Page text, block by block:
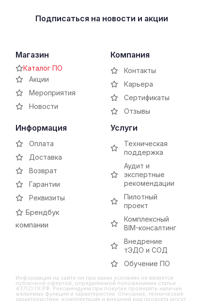
Подписаться на новости и акции
Магазин
Каталог ПО
Акции
Мероприятия
Новости
Компания
Контакты
Карьера
Сертификаты
Отзывы
Информация
Оплата
Доставка
Возврат
Гарантии
Реквизиты
Брендбук
компании
Услуги
Техническая
поддержка
Аудит и
экспертные
рекомендации
Пилотный
проект
Комплексный
BIM-консалтинг
Внедрение
тЭДО и СОД
Обучение ПО
Информация на сайте ни при каких условиях не является
публичной офертой, определяемой положениями статьи
437(2) ГК РФ. Рекомендуем при покупке проверять наличие
желаемых функций и характеристик. Описание, технические
характеристики, комплектация и внешний вид продукта могут